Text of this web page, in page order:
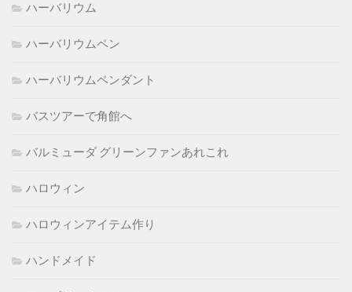
ハーバリウム
ハーバリウムペン
ハーバリウムペンダント
バスツアーで角館へ
バルミューダ グリーンファンあれこれ
ハロウィン
ハロウィンアイテム作り
ハンドメイド